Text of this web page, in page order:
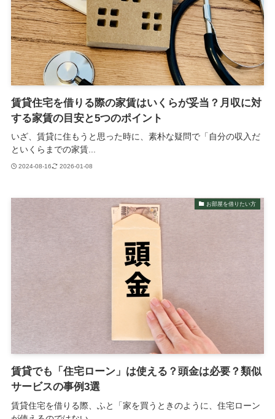
賃貸住宅を借りる際の家賃はいくらが妥当？月収に対
する家賃の目安と5つのポイント
いざ、賃貸に住もうと思った時に、素朴な疑問で「自分の収入だ
といくらまでの家賃...
2024-08-16 2026-01-08
お部屋を借りたい方
賃貸でも「住宅ローン」は使える？頭金は必要？類似
サービスの事例3選
賃貸住宅を借りる際、ふと「家を買うときのように、住宅ローン